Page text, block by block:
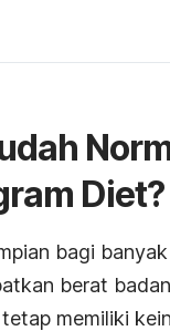
Diet?
bagi
berat
memiliki